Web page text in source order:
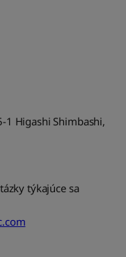
1 Higashi Shimbashi,
týkajúce sa